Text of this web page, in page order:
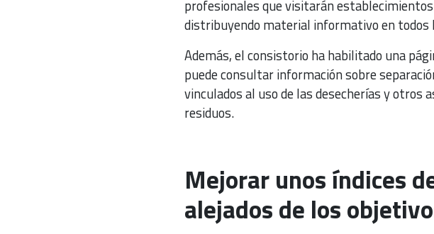
profesionales que visitarán
distribuyendo material informativo en todos
Además, el consistorio ha habilitado una
puede consultar información sobre
vinculados al uso de las desecherías y otros
residuos.
Mejorar unos índices
alejados de los